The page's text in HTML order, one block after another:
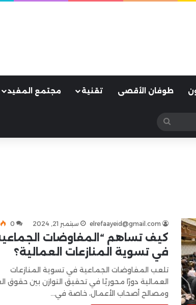
طوفان الأقصى تقنية مجتمع المفيد
بحث
عن
elrefaayeid@gmail.com سبتمبر 21, 2024 0
كيف تساهم “المفاوضات
في تسوية المنازعات العمالية؟
تلعب المفاوضات الجماعية في تسوية المنازعات
العمالية دورًا محوريًا في تحقيق التوازن بين حقوق
ومصالح أصحاب الأعمال، خاصة في…